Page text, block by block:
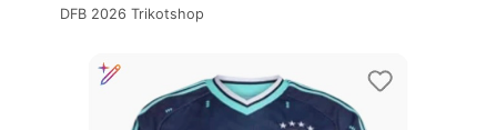
DFB 2026 Trikotshop